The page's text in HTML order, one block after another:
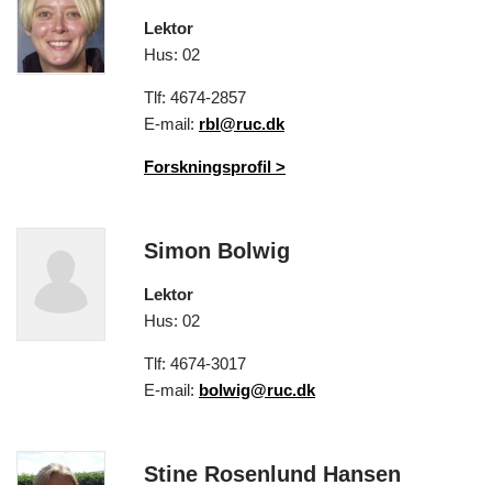
Lektor
Hus: 02
Tlf: 4674-2857
E-mail: rbl@ruc.dk
Forskningsprofil >
Simon Bolwig
Lektor
Hus: 02
Tlf: 4674-3017
E-mail: bolwig@ruc.dk
Stine Rosenlund Hansen